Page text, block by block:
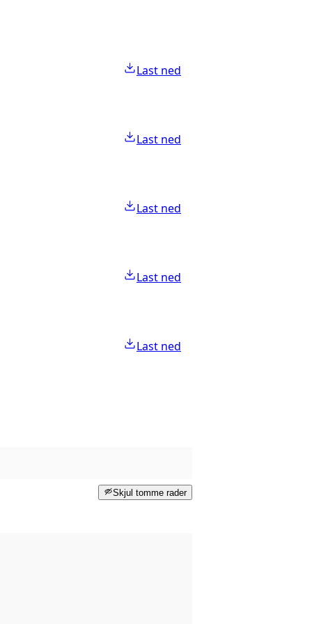
Last ned
Last ned
Last ned
Last ned
Last ned
Skjul tomme rader